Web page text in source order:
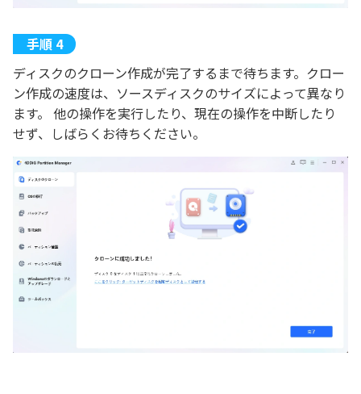
ディスクのクローン作成が完了するまで待ちます。クロー
ン作成の速度は、ソースディスクのサイズによって異なり
ます。 他の操作を実行したり、現在の操作を中断したり
せず、しばらくお待ちください。